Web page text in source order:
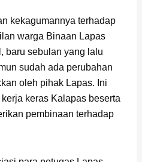
kekagumannya terhadap
warga Binaan Lapas
baru sebulan yang lalu
sudah ada perubahan
oleh pihak Lapas. Ini
keras Kalapas beserta
pembinaan terhadap